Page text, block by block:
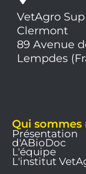
VetAgro
Clermont
89 Avenue
Lempdes
Qui sommes
Présentation
d'ABioDoc
L'équipe
L'institut